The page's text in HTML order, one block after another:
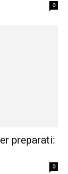
0
preparati:
0